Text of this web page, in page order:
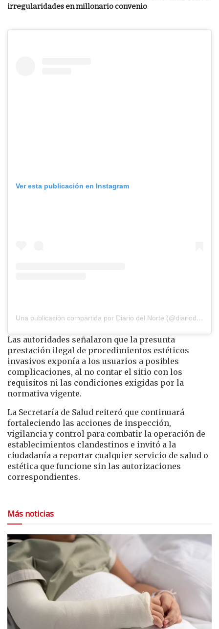
irregularidades en millonario convenio
Ver esta publicación en Instagram
Una publicación compartida por Diario del Norte (@diariodelnorte)
Las autoridades señalaron que la presunta
prestación ilegal de procedimientos estéticos
invasivos exponía a los usuarios a posibles
complicaciones, al no contar el sitio con los
requisitos ni las condiciones exigidas por la
normativa vigente.
La Secretaría de Salud reiteró que continuará
fortaleciendo las acciones de inspección,
vigilancia y control para combatir la operación de
establecimientos clandestinos e invitó a la
ciudadanía a reportar cualquier servicio de salud o
estética que funcione sin las autorizaciones
correspondientes.
Más noticias